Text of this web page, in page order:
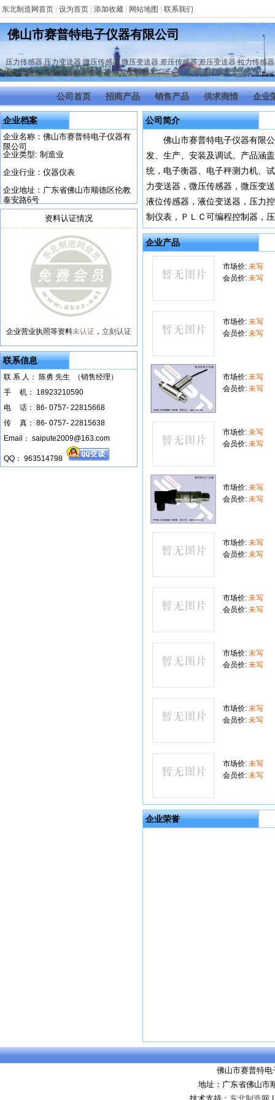
东北制造网首页 设为首页 添加收藏 网站地图 联系我们
佛山市赛普特电子仪器有限公司
压力传感器,压力变送器,微压传感器,微压变送器,差压传感器,差压变送器,拉力传感器
位变送器,称重传感器,称重变送器,温度变送器
公司首页 招商产品 销售产品 供求商情 企业
企业档案
企业名称：佛山市赛普特电子仪器有
限公司
企业类型: 制造业
企业行业：仪器仪表
企业地址：广东省佛山市顺德区伦教
泰安路6号
资料认证情况
企业营业执照等资料未认证 ， 立刻认证
联系信息
联 系 人： 陈勇 先生 （销售经理）
手
机： 18923210590
电
话： 86- 0757- 22815668
传
真： 86- 0757- 22815638
Email： saipute2009@163.com
QQ： 963514798
公司简介
佛山市赛普特电子仪器有限
发、生产、安装及调试。产品涵
统，电子衡器、电子秤测力机、
力变送器，微压传感器，微压变
液位传感器，液位变送器，压力
制仪表，ＰＬＣ可编程控制器，
企业产品
市场价: 未写
会员价: 未写
市场价: 未写
会员价: 未写
市场价: 未写
会员价: 未写
市场价: 未写
会员价: 未写
市场价: 未写
会员价: 未写
市场价: 未写
会员价: 未写
市场价: 未写
会员价: 未写
市场价: 未写
会员价: 未写
市场价: 未写
会员价: 未写
市场价: 未写
会员价: 未写
企业荣誉
佛山市赛普特
地址：广东省佛山市